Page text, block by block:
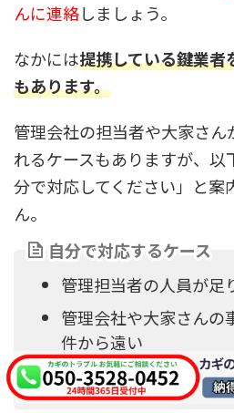
んに連絡しましょう。
なかには提携している鍵業者
もあります。
管理会社の担当者や大家さん
れるケースもありますが、以
分で対応してください」と案
ん。
自分で対応するケース
管理担当者の人員が足
管理会社や大家さんの
件から遠い
営業時間外